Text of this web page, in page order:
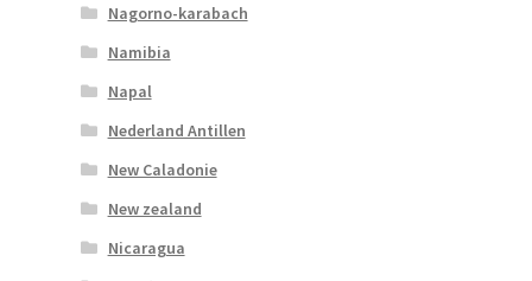
Nagorno-karabach
Namibia
Napal
Nederland Antillen
New Caladonie
New zealand
Nicaragua